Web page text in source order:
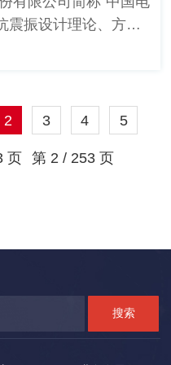
震振设计理论、方法
抗震及振动舒适度控
2 3 4 5
页 第2 / 253 页